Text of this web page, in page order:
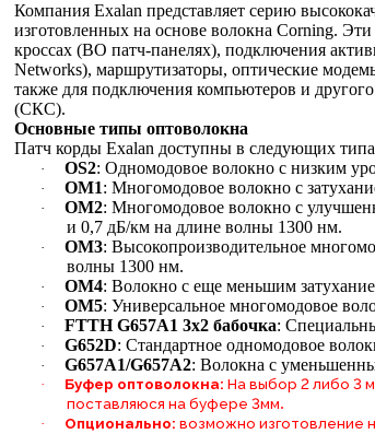
Компания Exalan представляет серию
изготовленных на основе волокна Corning.
кроссах (ВО патч-панелях), подключения
Networks), маршрутизаторы, оптические
также для подключения компьютеров и
(СКС).
Основные типы оптоволокна
Патч корды Exalan доступны в следующих
· OS2: Одномодовое волокно с низким
· OM1: Многомодовое волокно с
· OM2: Многомодовое волокно с
и 0,7 дБ/км на длине волны 1300 нм.
· OM3: Высокопроизводительное
волны 1300 нм.
· OM4: Волокно с еще меньшим
· OM5: Универсальное многомодовое
· FTTH G657A1 3х2 бабочка:
· G652D: Стандартное одномодовое
· G657A1/G657A2: Волокна с
· Буфер оптоволокна: На выбор 2 либо 3
поставляюся на буфере 3мм.
· Опционально: возможно изготовление